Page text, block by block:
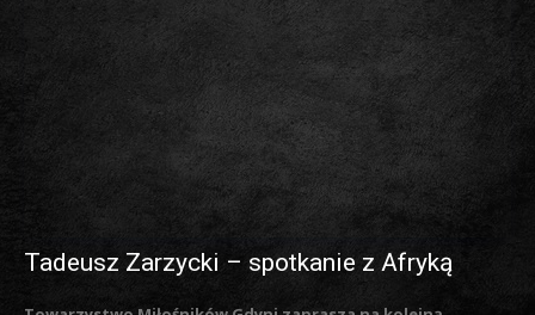
Tadeusz Zarzycki – spotkanie z Afryką